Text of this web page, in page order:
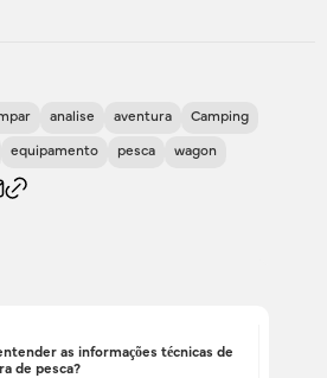
analise aventura Camping
equipamento pesca wagon
as informações técnicas de
de pesca?